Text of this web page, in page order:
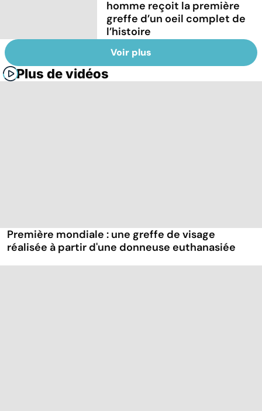
homme reçoit la première
greffe d’un oeil complet de
l’histoire
Voir plus
Plus de vidéos
Première mondiale : une greffe de visage
réalisée à partir d'une donneuse euthanasiée